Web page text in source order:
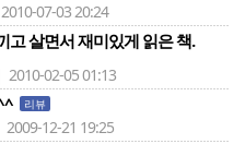
07-03 20:24
고 살면서 재미있게 읽은 책.
02-05 01:13
리뷰
12-21 19:25